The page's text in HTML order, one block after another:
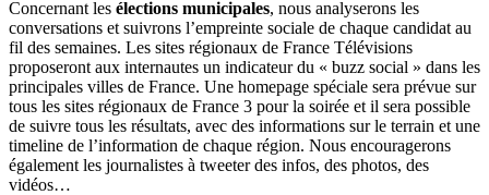
Concernant les élections municipales, nous analyserons les
conversations et suivrons l’empreinte sociale de chaque candidat au
fil des semaines. Les sites régionaux de France Télévisions
proposeront aux internautes un indicateur du « buzz social » dans les
principales villes de France. Une homepage spéciale sera prévue sur
tous les sites régionaux de France 3 pour la soirée et il sera possible
de suivre tous les résultats, avec des informations sur le terrain et une
timeline de l’information de chaque région. Nous encouragerons
également les journalistes à tweeter des infos, des photos, des
vidéos…